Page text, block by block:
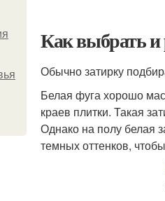
Как выбрать и
Обычно затирку
Белая фуга хорошо
краев плитки. Такая
Однако на полу белая
темных оттенков,